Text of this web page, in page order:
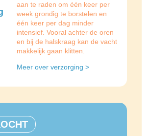
aan te raden om één keer per
week grondig te borstelen en
één keer per dag minder
intensief. Vooral achter de oren
en bij de halskraag kan de vacht
makkelijk gaan klitten.
Meer over verzorging >